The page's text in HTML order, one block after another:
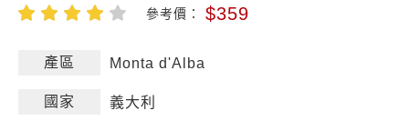
參考價： $359
產區 Monta d'Alba
國家 義大利